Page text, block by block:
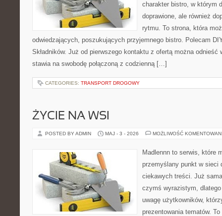
charakter bistro, w którym
doprawione, ale również
rytmu. To strona, która
odwiedzających, poszukujących przyjemnego bistro. Polecam
Składników. Już od pierwszego kontaktu z ofertą można odnieść
stawia na swobodę połączoną z codzienną […]
CATEGORIES: TRANSPORT DROGOWY
ŻYCIE NA WSI
POSTED BY ADMIN MAJ - 3 - 2026 MOŻLIWOŚĆ
Madlennn to serwis, które
przemyślany punkt w sieci
ciekawych treści. Już
czymś wyrazistym,
uwagę użytkowników,
prezentowania tematów.